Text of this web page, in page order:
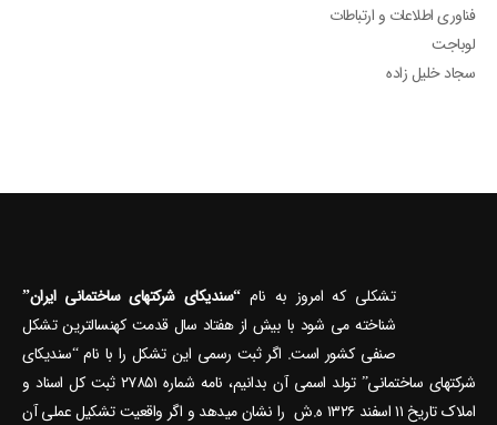
فناوری اطلاعات و ارتباطات
لوباجت
سجاد خلیل زاده
تشکلی که امروز به نام“سندیکای شرکتهای ساختمانی ایران”
شناخته می‎ شود با بیش از هفتاد سال قدمت کهنسال‎ترین تشکل
صنفی کشور است. اگر ثبت رسمی این تشکل را با نام “سندیکای
شرکتهای ساختمانی” تولد اسمی آن بدانیم، نامه شماره ۲۷۸۵۱ ثبت کل اسناد و
املاک تاریخ ۱۱ اسفند ۱۳۲۶ ه.ش را نشان می‎دهد و اگر واقعیت تشکیل عملی آن